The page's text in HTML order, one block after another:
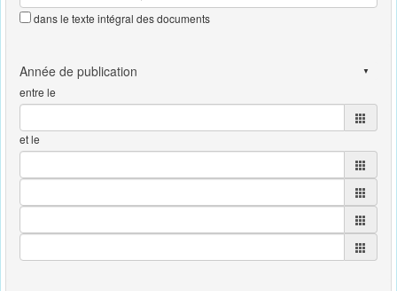
dans le texte intégral des documents
entre le
et le